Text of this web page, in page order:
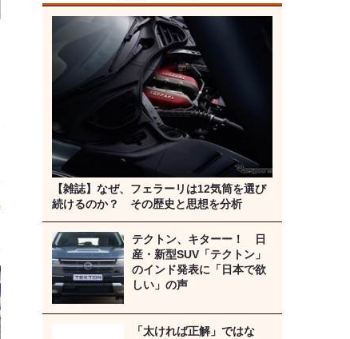
【雑誌】なぜ、フェラーリは12気筒を選び
続けるのか？ その歴史と思想を分析
テクトン、キターー！ 日
産・新型SUV「テクトン」
のインド発表に「日本で欲
しい」の声
「太ければ正解」ではな